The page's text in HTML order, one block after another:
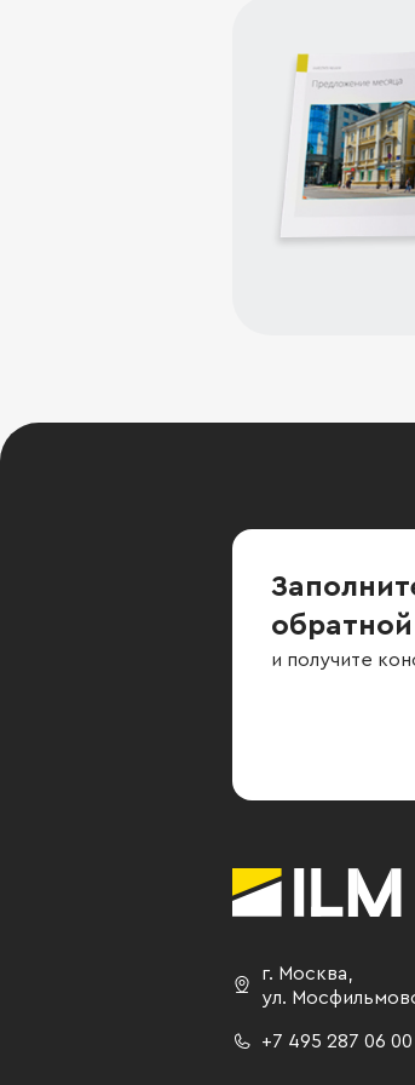
обратной
и получите
г. Москва,
ул.
+7 495 287 06 00